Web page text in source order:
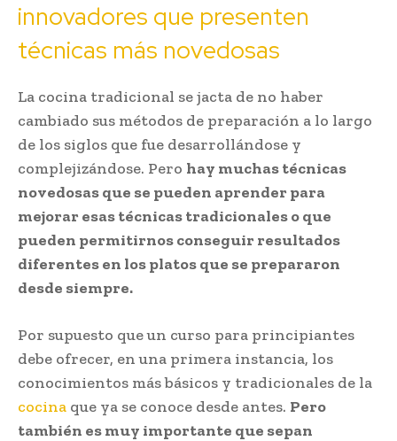
innovadores que presenten
técnicas más novedosas
La cocina tradicional se jacta de no haber
cambiado sus métodos de preparación a lo largo
de los siglos que fue desarrollándose y
complejizándose. Pero hay muchas técnicas
novedosas que se pueden aprender para
mejorar esas técnicas tradicionales o que
pueden permitirnos conseguir resultados
diferentes en los platos que se prepararon
desde siempre.
Por supuesto que un curso para principiantes
debe ofrecer, en una primera instancia, los
conocimientos más básicos y tradicionales de la
cocina que ya se conoce desde antes. Pero
también es muy importante que sepan